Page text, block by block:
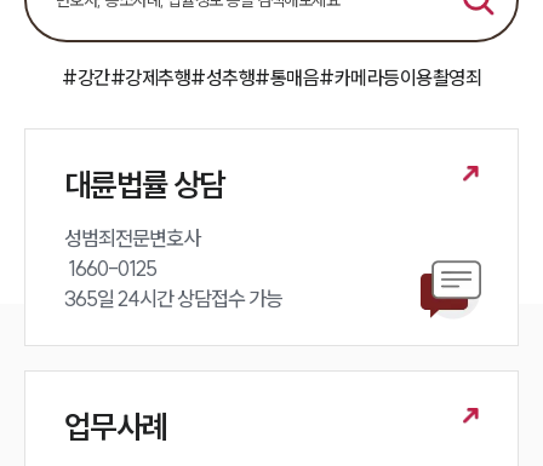
팀소개
대륜의 강점
오시는 길
글로벌 파트너 로펌
통합검색
주요 업무사례
사례분석/최신동향
#강간#강제추행#성추행#통매음#카메라등이용촬영죄
대륜법률 상담
성범죄전문변호사
365일 24시간 상담접수 가능
업무사례